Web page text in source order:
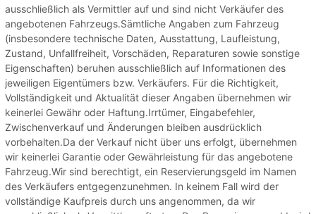
ausschließlich als Vermittler auf und sind nicht Verkäufer des
angebotenen Fahrzeugs.Sämtliche Angaben zum Fahrzeug
(insbesondere technische Daten, Ausstattung, Laufleistung,
Zustand, Unfallfreiheit, Vorschäden, Reparaturen sowie sonstige
Eigenschaften) beruhen ausschließlich auf Informationen des
jeweiligen Eigentümers bzw. Verkäufers. Für die Richtigkeit,
Vollständigkeit und Aktualität dieser Angaben übernehmen wir
keinerlei Gewähr oder Haftung.Irrtümer, Eingabefehler,
Zwischenverkauf und Änderungen bleiben ausdrücklich
vorbehalten.Da der Verkauf nicht über uns erfolgt, übernehmen
wir keinerlei Garantie oder Gewährleistung für das angebotene
Fahrzeug.Wir sind berechtigt, ein Reservierungsgeld im Namen
des Verkäufers entgegenzunehmen. In keinem Fall wird der
vollständige Kaufpreis durch uns angenommen, da wir